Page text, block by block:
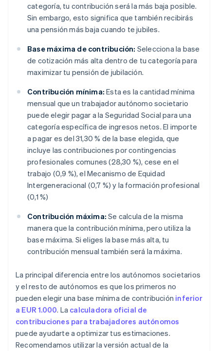
categoría, tu contribución será la más baja posible.
Sin embargo, esto significa que también recibirás
una pensión más baja cuando te jubiles.
Base máxima de contribución: Selecciona la base
de cotización más alta dentro de tu categoría para
maximizar tu pensión de jubilación.
Contribución mínima: Esta es la cantidad mínima
mensual que un trabajador autónomo societario
puede elegir pagar a la Seguridad Social para una
categoría específica de ingresos netos. El importe
a pagar es del 31,30 % de la base elegida, que
incluye las contribuciones por contingencias
profesionales comunes (28,30 %), cese en el
trabajo (0,9 %), el Mecanismo de Equidad
Intergeneracional (0,7 %) y la formación profesional
(0,1 %)
Contribución máxima: Se calcula de la misma
manera que la contribución mínima, pero utiliza la
base máxima. Si eliges la base más alta, tu
contribución mensual también será la máxima.
La principal diferencia entre los autónomos societarios
y el resto de autónomos es que los primeros no
pueden elegir una base mínima de contribución inferior
a EUR 1.000. La calculadora oficial de
contribuciones para trabajadores autónomos
puede ayudarte a optimizar tus estimaciones.
Recomendamos utilizar la versión actual de la